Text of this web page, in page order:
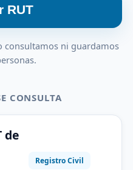
RUT
consultamos ni guardamos
CONSULTA
de
Registro Civil